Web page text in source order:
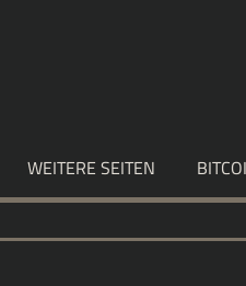
WEITERE SEITEN